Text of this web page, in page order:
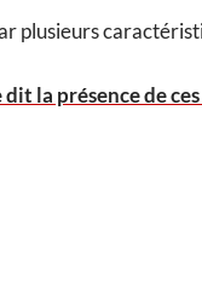
plusieurs
la présence de